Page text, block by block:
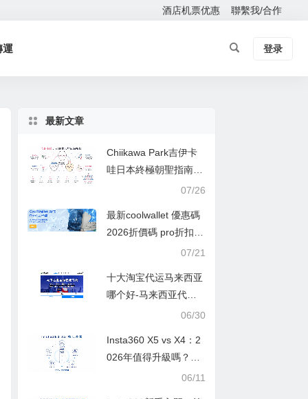
酒店机票优惠 聯繫我/合作
運 登录
最新文章
Chiikawa Park吉伊卡
哇日本終極朝聖指南：
從東京主題樂園到全國
有可愛據點
07/26
最新coolwallet 優惠碼
2026折價碼 pro折扣
碼,88折,香港,臺灣購買
07/21
十大淘宝代运马来西亚
哪个好-马来西亚代运
公司推荐2026,新加坡
湾 (上)
06/30
Insta360 X5 vs X4：2
026年值得升級嗎？完
06/11